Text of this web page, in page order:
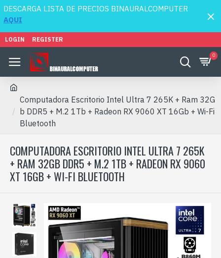
DESCARGA LISTA DE PRECIOS BINAURALCOMPUTER
AQUI
LOGIN REGISTER
0
Computadora Escritorio Intel Ultra 7 265K + Ram 32G
b DDR5 + M.2 1Tb + Radeon RX 9060 XT 16Gb + Wi-Fi
Bluetooth
COMPUTADORA ESCRITORIO INTEL ULTRA 7 265K
+ RAM 32GB DDR5 + M.2 1TB + RADEON RX 9060
XT 16GB + WI-FI BLUETOOTH